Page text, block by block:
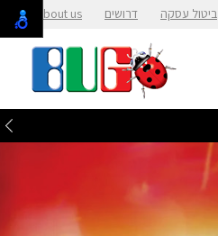
ביטול עסקה דרושים About us